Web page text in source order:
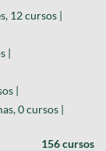
12 cursos |
|
|
0 cursos |
156 cursos